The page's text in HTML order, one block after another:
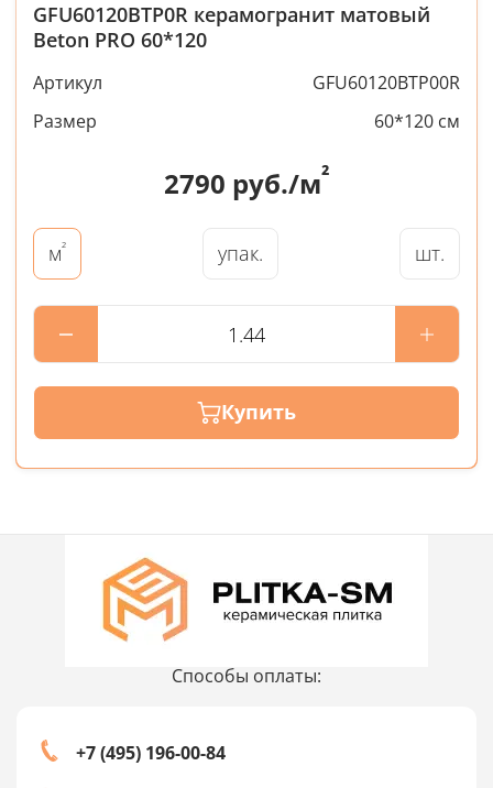
GFU60120BTP0R керамогранит матовый
Beton PRO 60*120
Артикул
GFU60120BTP00R
Размер
60*120 см
2790 руб./м²
м² упак. шт.
Купить
Способы оплаты:
+7 (495) 196-00-84